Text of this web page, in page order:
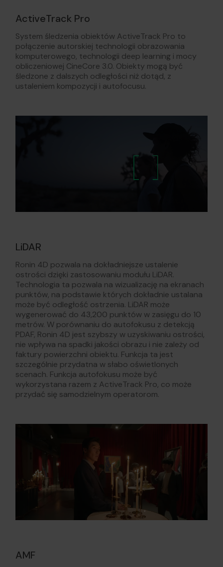
ActiveTrack Pro
System śledzenia obiektów ActiveTrack Pro to
połączenie autorskiej technologii obrazowania
komputerowego, technologii deep learning i mocy
obliczeniowej CineCore 3.0. Obiekty mogą być
śledzone z dalszych odległości niż dotąd, z
ustaleniem kompozycji i autofocusu.
LiDAR
Ronin 4D pozwala na dokładniejsze ustalenie
ostrości dzięki zastosowaniu modułu LiDAR.
Technologia ta pozwala na wizualizację na ekranach
punktów, na podstawie których dokładnie ustalana
może być odległość ostrzenia. LiDAR może
wygenerować do 43,200 punktów w zasięgu do 10
metrów. W porównaniu do autofokusu z detekcją
PDAF, Ronin 4D jest szybszy w uzyskiwaniu ostrości,
nie wpływa na spadki jakości obrazu i nie zależy od
faktury powierzchni obiektu. Funkcja ta jest
szczególnie przydatna w słabo oświetlonych
scenach. Funkcja autofokusu może być
wykorzystana razem z ActiveTrack Pro, co może
przydać się samodzielnym operatorom.
AMF